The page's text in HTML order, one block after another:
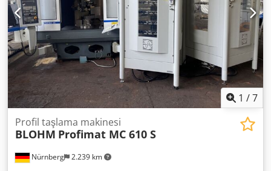
1 /7
Nürnberg 2.239 km
Profil taşlama makinesi
BLOHM Profimat MC 610 S